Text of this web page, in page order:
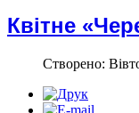
Квітне
Створено: